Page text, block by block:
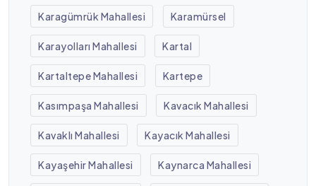
Karagümrük Mahallesi Karamürsel
Karayolları Mahallesi Kartal
Kartaltepe Mahallesi Kartepe
Kasımpaşa Mahallesi Kavacık Mahallesi
Kavaklı Mahallesi Kayacık Mahallesi
Kayaşehir Mahallesi Kaynarca Mahallesi